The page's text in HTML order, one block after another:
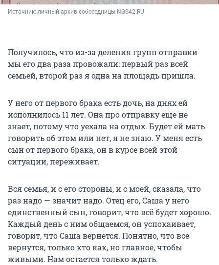
Источник: личный архив собеседницы NGS42.RU
Получилось, что из-за деления групп отправки
мы его два раза провожали: первый раз всей
семьей, второй раз я одна на площадь пришла.
У него от первого брака есть дочь, на днях ей
исполнилось 11 лет. Она про отправку еще не
знает, потому что уехала на отдых. Будет ей мать
говорить об этом или нет, я не знаю. У меня есть
сын от первого брака, он в курсе всей этой
ситуации, переживает.
Вся семья, и с его стороны, и с моей, сказала, что
раз надо — значит надо. Отец его, Саша у него
единственный сын, говорит, что всё будет хорошо.
Каждый день с ним общаемся, он успокаивает,
говорит, что Саша вернется. Понятно, что все
вернутся, только кто как, но главное, чтобы
живыми. Нам остается только ждать.